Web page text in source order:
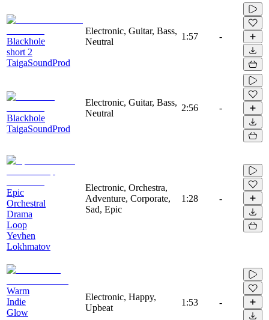
Blackhole
short 2
TaigaSoundProd
Electronic, Guitar, Bass,
Neutral
1:57 -
Blackhole
TaigaSoundProd
Electronic, Guitar, Bass,
Neutral
2:56 -
Epic
Orchestral
Drama
Loop
Yevhen
Lokhmatov
Electronic, Orchestra,
Adventure, Corporate,
Sad, Epic
1:28 -
Warm
Indie
Glow
Electronic, Happy,
Upbeat
1:53 -